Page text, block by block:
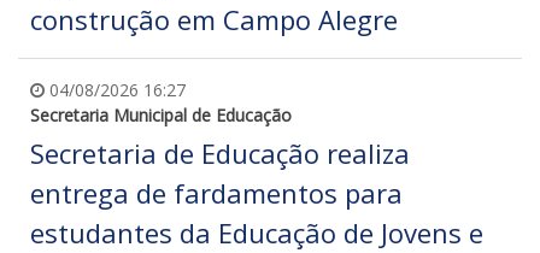
construção em Campo Alegre
04/08/2026 16:27
Secretaria Municipal de Educação
Secretaria de Educação realiza
entrega de fardamentos para
estudantes da Educação de Jovens e